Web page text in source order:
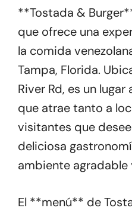
**Tostada &
que ofrece una
la comida
Tampa, Florida.
River Rd, es un
que atrae tanto a
visitantes que
deliciosa
ambiente agradable
El **menú** de